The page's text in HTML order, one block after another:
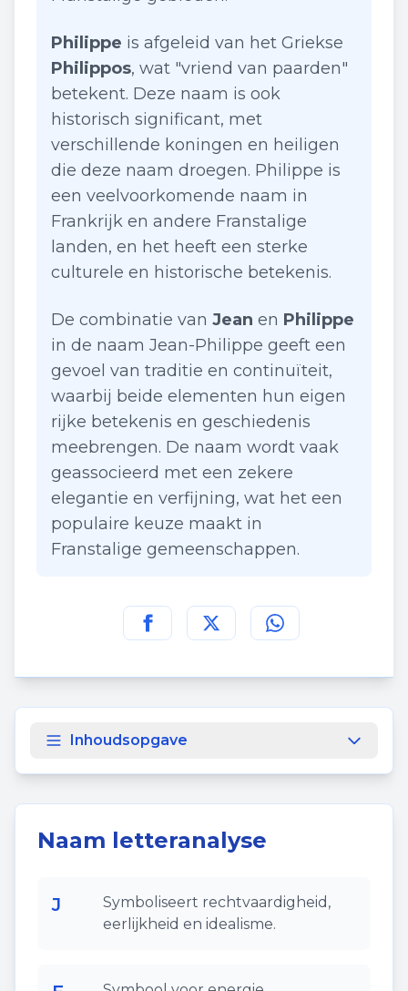
Philippe is afgeleid van het Griekse
Philippos, wat "vriend van paarden"
betekent. Deze naam is ook
historisch significant, met
verschillende koningen en heiligen
die deze naam droegen. Philippe is
een veelvoorkomende naam in
Frankrijk en andere Franstalige
landen, en het heeft een sterke
culturele en historische betekenis.
De combinatie van Jean en Philippe
in de naam Jean-Philippe geeft een
gevoel van traditie en continuïteit,
waarbij beide elementen hun eigen
rijke betekenis en geschiedenis
meebrengen. De naam wordt vaak
geassocieerd met een zekere
elegantie en verfijning, wat het een
populaire keuze maakt in
Franstalige gemeenschappen.
Deel deze pagina op
Deel deze pagina op
Deel deze pagina
Inhoudsopgave
Naam letteranalyse
J
Symboliseert rechtvaardigheid,
eerlijkheid en idealisme.